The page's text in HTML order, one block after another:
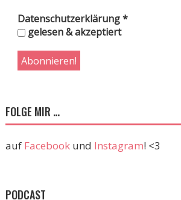
Datenschutzerklärung*
gelesen & akzeptiert
FOLGE MIR …
auf Facebookund Instagram! <3
PODCAST